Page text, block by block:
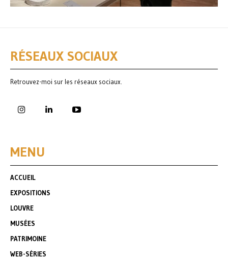
RÉSEAUX SOCIAUX
Retrouvez-moi sur les réseaux sociaux.
MENU
ACCUEIL
EXPOSITIONS
LOUVRE
MUSÉES
PATRIMOINE
WEB-SÉRIES